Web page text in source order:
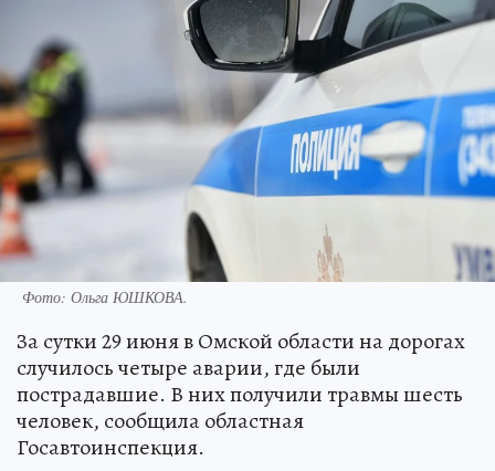
Фото: Ольга ЮШКОВА.
За сутки 29 июня в Омской области на дорогах
случилось четыре аварии, где были
пострадавшие. В них получили травмы шесть
человек, сообщила областная
Госавтоинспекция.